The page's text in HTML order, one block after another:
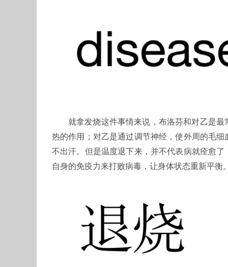
就拿发烧这件事情来说，布洛芬和对乙是
热的作用；对乙是通过调节神经，使外周的毛
不出汗。但是温度退下来，并不代表病就痊愈
自身的免疫力来打败病毒，让身体状态重新平